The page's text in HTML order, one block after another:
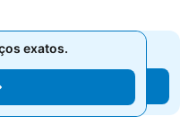
exatos.
exatos.